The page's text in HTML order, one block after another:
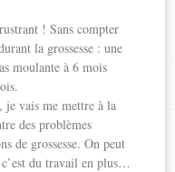
! Sans compter
la grossesse : une
moulante à 6 mois
vais me mettre à la
des problèmes
de grossesse. On peut
du travail en plus…